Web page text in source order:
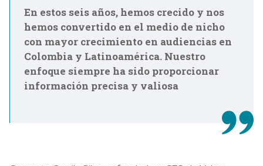
En estos seis años, hemos crecido y nos
hemos convertido en el medio de nicho
con mayor crecimiento en audiencias en
Colombia y Latinoamérica. Nuestro
enfoque siempre ha sido proporcionar
información precisa y valiosa